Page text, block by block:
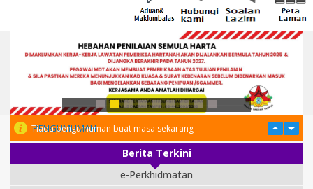
PENGUMUMAN
Tiada pengumuman buat masa sekarang
Berita Terkini
e-Perkhidmatan